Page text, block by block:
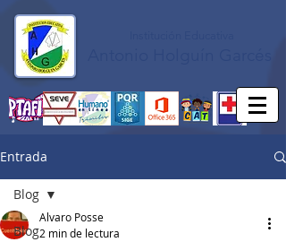
Entrada
Blog
Blog
Alvaro Posse
2 min de lectura